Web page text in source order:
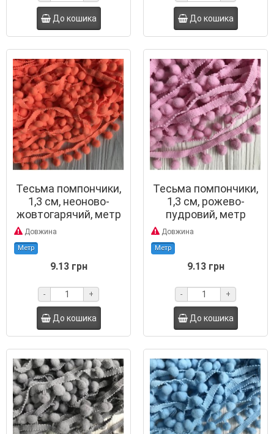
До кошика До кошика
Тесьма помпончики,
1,3 см, неоново-
жовтогарячий, метр
Довжина
Метр
9.13 грн
- +
До кошика
Тесьма помпончики,
1,3 см, рожево-
пудровий, метр
Довжина
Метр
9.13 грн
- +
До кошика